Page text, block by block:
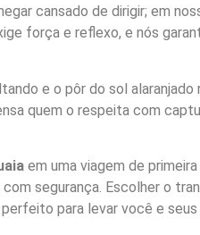
cansado de dirigir; em
força e reflexo, e nós
e o pôr do sol
quem o respeita com
em uma viagem de
segurança. Escolher o
para levar você e seus